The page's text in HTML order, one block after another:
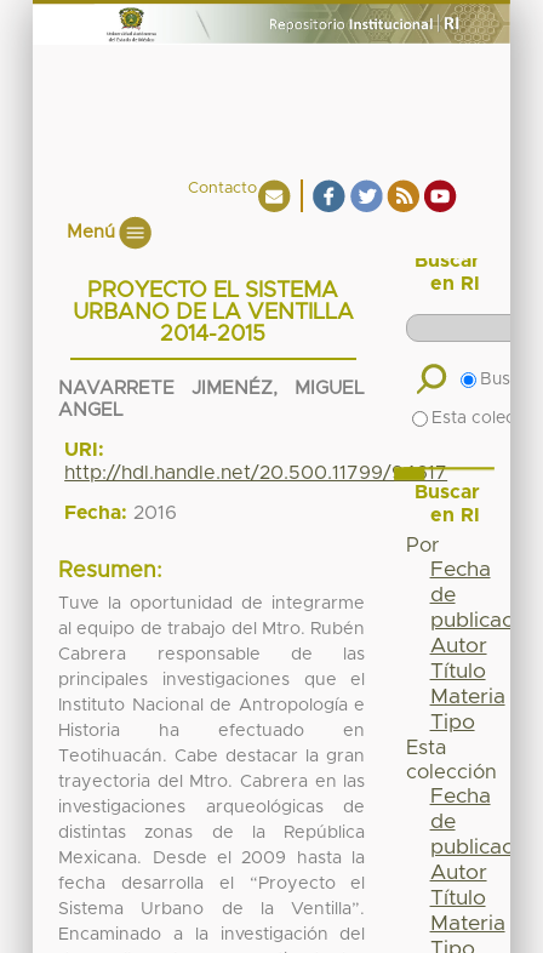
Contacto
Menú
PROYECTO EL SISTEMA
URBANO DE LA VENTILLA
2014-2015
NAVARRETE JIMENÉZ, MIGUEL
ANGEL
URI:
http://hdl.handle.net/20.500.11799/94617
Fecha: 2016
Resumen:
Tuve la oportunidad de integrarme
al equipo de trabajo del Mtro. Rubén
Cabrera responsable de las
principales investigaciones que el
Instituto Nacional de Antropología e
Historia ha efectuado en
Teotihuacán. Cabe destacar la gran
trayectoria del Mtro. Cabrera en las
investigaciones arqueológicas de
distintas zonas de la República
Mexicana. Desde el 2009 hasta la
fecha desarrolla el “Proyecto el
Sistema Urbano de la Ventilla”.
Encaminado a la investigación del
Buscar
en RI
Buscar
Esta
Buscar
en RI
Por
Fecha
de
publicación
Autor
Título
Materia
Tipo
Esta
colección
Fecha
de
publicación
Autor
Título
Materia